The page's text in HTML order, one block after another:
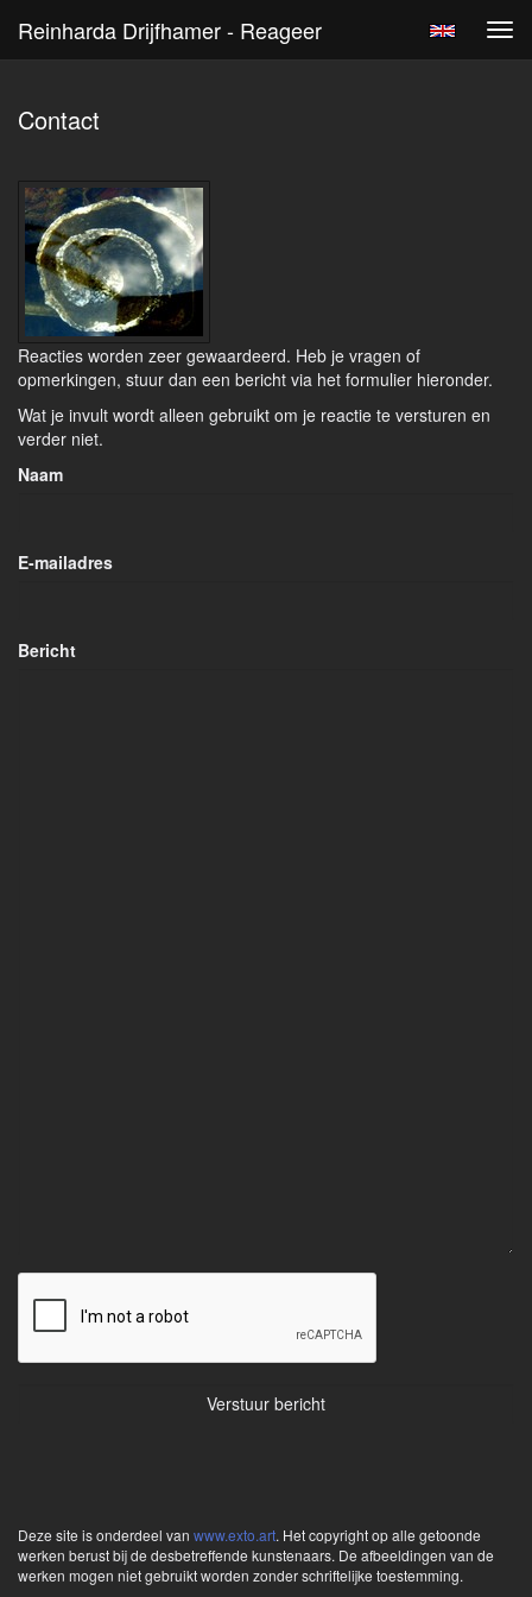
Reinharda Drijfhamer - Reageer
Contact
Reacties worden zeer gewaardeerd. Heb je vragen of
opmerkingen, stuur dan een bericht via het formulier hieronder.
Wat je invult wordt alleen gebruikt om je reactie te versturen en
verder niet.
Naam
E-mailadres
Bericht
Deze site is onderdeel van www.exto.art. Het copyright op alle getoonde
werken berust bij de desbetreffende kunstenaars. De afbeeldingen van de
werken mogen niet gebruikt worden zonder schriftelijke toestemming.